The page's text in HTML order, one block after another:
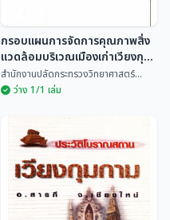
กรอบแผนการจัดการ
คุณภาพสิ่งแวดล้อมบริเวณ
เมืองเก่าเวียงกุมกาม
โครงการศึกษาแนวทางการ
สำนักงานปลัดกระทรวง
วิทยาศาสตร์...
กรอบแผนการจัดการคุณภาพสิ่ง
แวดล้อมบริเวณเมืองเก่าเวียงกุม
กาม โครงการศึกษาแนวทางการ
จัดการคุณภาพสิ่งแวดล้อม
สำนักงานปลัดกระทรวงวิทยาศาสตร์...
ว่าง 1/1 เล่ม